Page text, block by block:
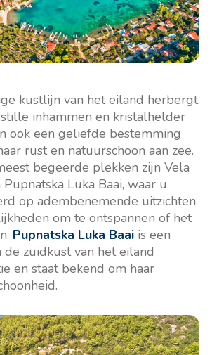
kustlijn van het eiland herbergt
inhammen en kristalhelder
ook een geliefde bestemming
rust en natuurschoon aan zee.
begeerde plekken zijn Vela
Luka Baai, waar u
op adembenemende uitzichten
om te ontspannen of het
Pupnatska Luka Baaiis een
zuidkust van het eiland
en staat bekend om haar